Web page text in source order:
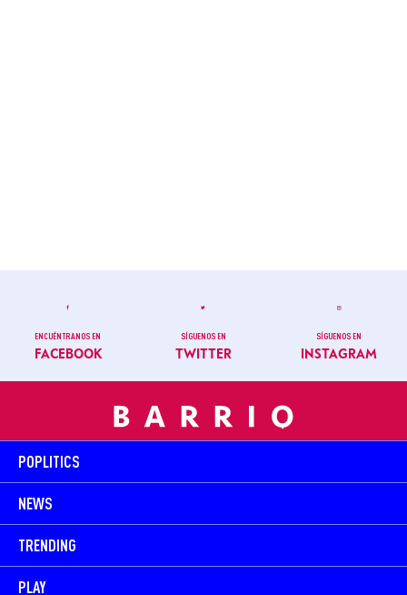
ENCUÉNTRANOS EN
FACEBOOK
SÍGUENOS EN
TWITTER
SÍGUENOS EN
INSTAGRAM
POPLITICS
NEWS
TRENDING
PLAY